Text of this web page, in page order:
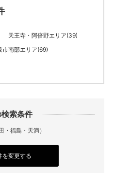
天王寺・阿倍野エリア(39)
市南部エリア(69)
索条件
・福島・天満）
を変更する